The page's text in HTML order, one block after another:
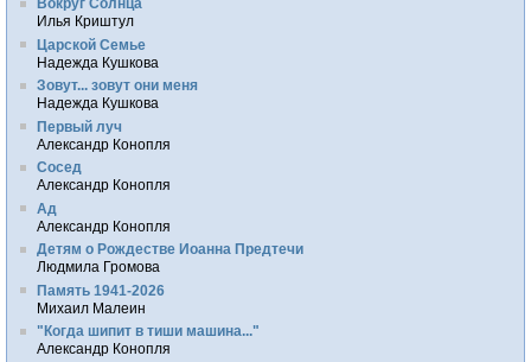
Вокруг Солнца
Илья Криштул
Царской Семье
Надежда Кушкова
Зовут... зовут они меня
Надежда Кушкова
Первый луч
Александр Конопля
Сосед
Александр Конопля
Ад
Александр Конопля
Детям о Рождестве Иоанна Предтечи
Людмила Громова
Память 1941-2026
Михаил Малеин
"Когда шипит в тиши машина..."
Александр Конопля